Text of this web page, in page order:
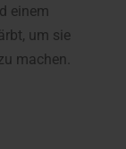
einem
um sie
machen.